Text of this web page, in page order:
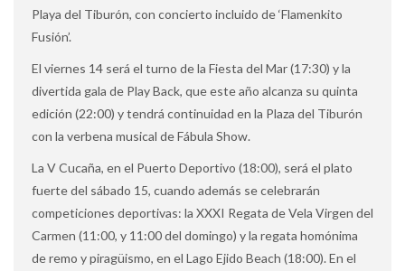
Playa del Tiburón, con concierto incluido de ‘Flamenkito
Fusión’.
El viernes 14 será el turno de la Fiesta del Mar (17:30) y la
divertida gala de Play Back, que este año alcanza su quinta
edición (22:00) y tendrá continuidad en la Plaza del Tiburón
con la verbena musical de Fábula Show.
La V Cucaña, en el Puerto Deportivo (18:00), será el plato
fuerte del sábado 15, cuando además se celebrarán
competiciones deportivas: la XXXI Regata de Vela Virgen del
Carmen (11:00, y 11:00 del domingo) y la regata homónima
de remo y piragüismo, en el Lago Ejido Beach (18:00). En el